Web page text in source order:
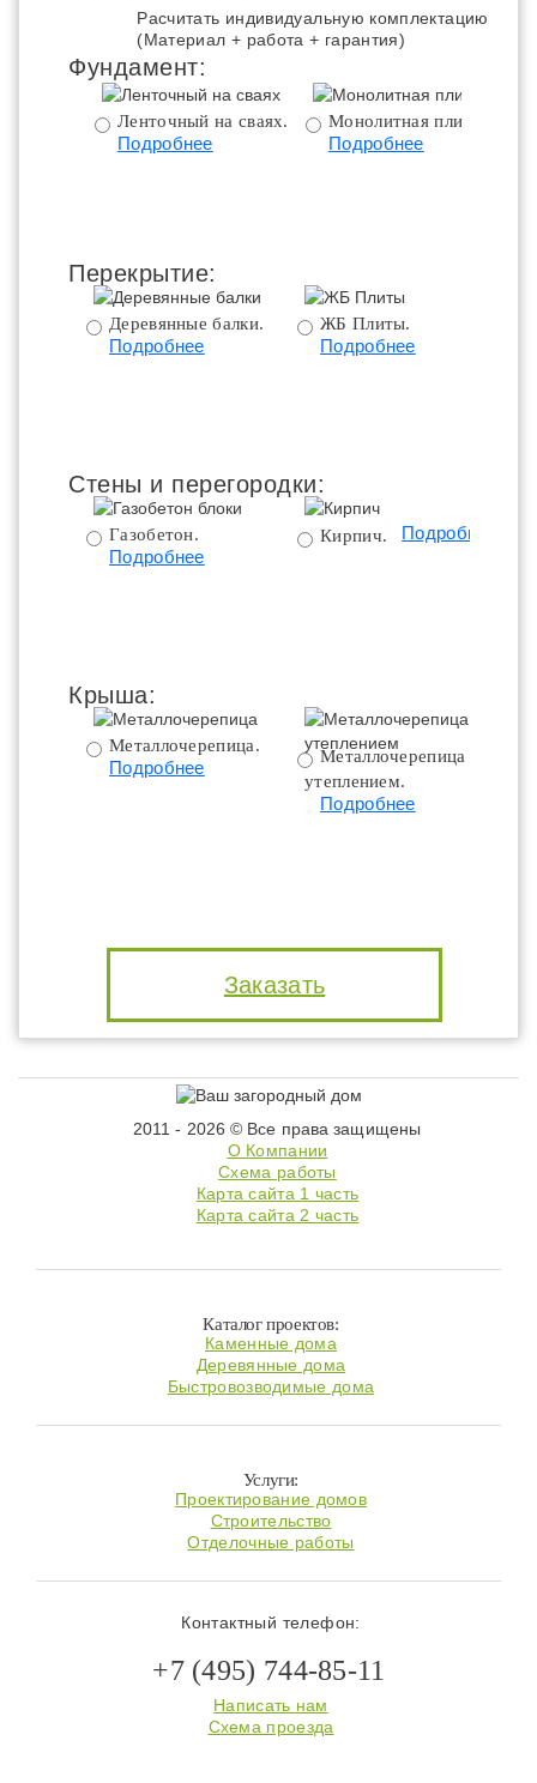
Расчитать индивидуальную комплектацию
(Материал + работа + гарантия)
Фундамент:
Ленточный на сваях.
Подробнее
Монолитная плита.
Подробнее
Перекрытие:
Деревянные балки.
Подробнее
ЖБ Плиты.
Подробнее
Стены и перегородки:
Газобетон.
Подробнее
Кирпич. Подробнее
Крыша:
Металлочерепица.
Подробнее
Металлочерепица с
утеплением.
Подробнее
Заказать
2011 - 2026 © Все права защищены
О Компании
Схема работы
Карта сайта 1 часть
Карта сайта 2 часть
Каталог проектов:
Каменные дома
Деревянные дома
Быстровозводимые дома
Услуги:
Проектирование домов
Строительство
Отделочные работы
Контактный телефон:
+7 (495) 744-85-11
Написать нам
Схема проезда